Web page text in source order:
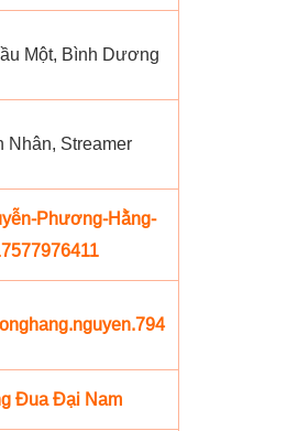
Một, Bình Dương
Nhân, Streamer
Phương-Hằng-
Đua Đại Nam